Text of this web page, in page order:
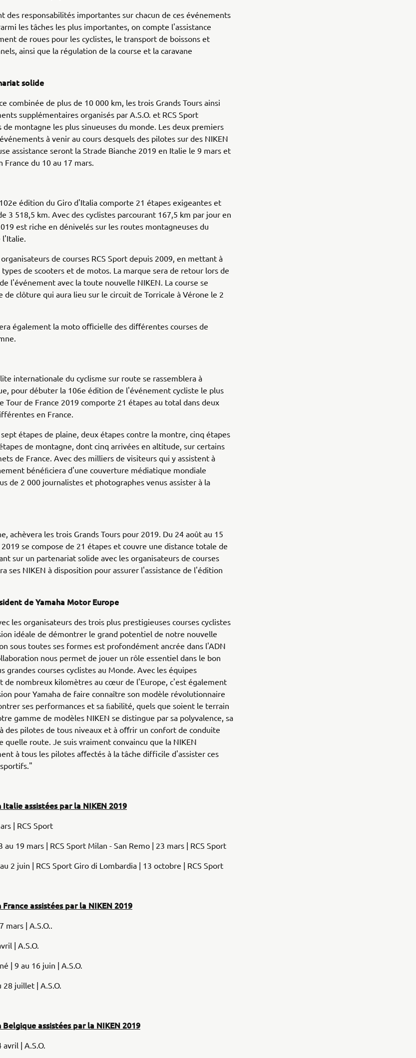
des responsabilités importantes sur chacun de ces événements
les tâches les plus importantes, on compte l'assistance
de roues pour les cyclistes, le transport de boissons et
ainsi que la régulation de la course et la caravane
solide
combinée de plus de 10 000 km, les trois Grands Tours ainsi
supplémentaires organisés par A.S.O. et RCS Sport
montagne les plus sinueuses du monde. Les deux premiers
à venir au cours desquels des pilotes sur des NIKEN
assistance seront la Strade Bianche 2019 en Italie le 9 mars et
France du 10 au 17 mars.
édition du Giro d'Italia comporte 21 étapes exigeantes et
3 518,5 km. Avec des cyclistes parcourant 167,5 km par jour en
est riche en dénivelés sur les routes montagneuses du
l'Italie.
de courses RCS Sport depuis 2009, en mettant à
de scooters et de motos. La marque sera de retour lors de
l'événement avec la toute nouvelle NIKEN. La course se
clôture qui aura lieu sur le circuit de Torricale à Vérone le 2
également la moto oﬃcielle des diﬀérentes courses de
internationale du cyclisme sur route se rassemblera à
pour débuter la 106e édition de l'événement cycliste le plus
Tour de France 2019 comporte 21 étapes au total dans deux
en France.
étapes de plaine, deux étapes contre la montre, cinq étapes
de montagne, dont cinq arrivées en altitude, sur certains
de France. Avec des milliers de visiteurs qui y assistent à
bénéﬁciera d'une couverture médiatique mondiale
de 2 000 journalistes et photographes venus assister à la
achèvera les trois Grands Tours pour 2019. Du 24 août au 15
se compose de 21 étapes et couvre une distance totale de
sur un partenariat solide avec les organisateurs de courses
ses NIKEN à disposition pour assurer l'assistance de l'édition
de Yamaha Motor Europe
les organisateurs des trois plus prestigieuses courses cyclistes
idéale de démontrer le grand potentiel de notre nouvelle
sous toutes ses formes est profondément ancrée dans l'ADN
nous permet de jouer un rôle essentiel dans le bon
grandes courses cyclistes au Monde. Avec les équipes
de nombreux kilomètres au cœur de l'Europe, c'est également
pour Yamaha de faire connaître son modèle révolutionnaire
ses performances et sa ﬁabilité, quels que soient le terrain
gamme de modèles NIKEN se distingue par sa polyvalence, sa
des pilotes de tous niveaux et à oﬀrir un confort de conduite
quelle route. Je suis vraiment convaincu que la NIKEN
à tous les pilotes aﬀectés à la tâche difficile d'assister ces
Italie assistées par la NIKEN 2019
| RCS Sport
19 mars | RCS Sport Milan - San Remo | 23 mars | RCS Sport
2 juin | RCS Sport Giro di Lombardia | 13 octobre | RCS Sport
assistées par la NIKEN 2019
mars | A.S.O..
| A.S.O.
| 9 au 16 juin | A.S.O.
28 juillet | A.S.O.
Belgique assistées par la NIKEN 2019
| A.S.O.